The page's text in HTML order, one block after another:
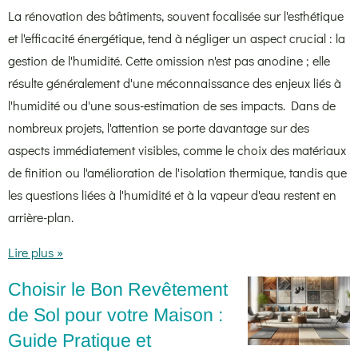
La rénovation des bâtiments, souvent focalisée sur l'esthétique
et l'efficacité énergétique, tend à négliger un aspect crucial : la
gestion de l'humidité. Cette omission n'est pas anodine ; elle
résulte généralement d'une méconnaissance des enjeux liés à
l'humidité ou d'une sous-estimation de ses impacts. Dans de
nombreux projets, l'attention se porte davantage sur des
aspects immédiatement visibles, comme le choix des matériaux
de finition ou l'amélioration de l'isolation thermique, tandis que
les questions liées à l'humidité et à la vapeur d'eau restent en
arrière-plan.
Lire plus »
Choisir le Bon Revêtement
de Sol pour votre Maison :
Guide Pratique et